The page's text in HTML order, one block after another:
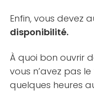
Enfin, vous devez
disponibilité.
À quoi bon ouvrir
vous n’avez pas
quelques heures